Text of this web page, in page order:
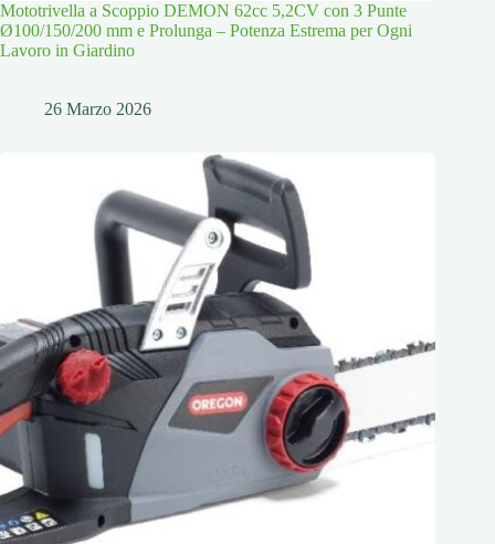
Mototrivella a Scoppio DEMON 62cc 5,2CV con 3 Punte
Ø100/150/200 mm e Prolunga – Potenza Estrema per Ogni
Lavoro in Giardino
26 Marzo 2026